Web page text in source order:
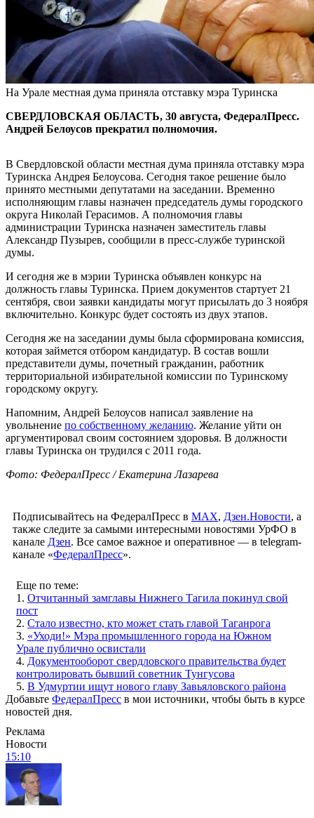
На Урале местная дума приняла отставку мэра Туринска
СВЕРДЛОВСКАЯ ОБЛАСТЬ, 30 августа, ФедералПресс.
Андрей Белоусов прекратил полномочия.
В Свердловской области местная дума приняла отставку мэра
Туринска Андрея Белоусова. Сегодня такое решение было
принято местными депутатами на заседании. Временно
исполняющим главы назначен председатель думы городского
округа Николай Герасимов. А полномочия главы
администрации Туринска назначен заместитель главы
Александр Пузырев, сообщили в пресс-службе туринской
думы.
И сегодня же в мэрии Туринска объявлен конкурс на
должность главы Туринска. Прием документов стартует 21
сентября, свои заявки кандидаты могут присылать до 3 ноября
включительно. Конкурс будет состоять из двух этапов.
Сегодня же на заседании думы была сформирована комиссия,
которая займется отбором кандидатур. В состав вошли
представители думы, почетный гражданин, работник
территориальной избирательной комиссии по Туринскому
городскому округу.
Напомним, Андрей Белоусов написал заявление на
увольнение по собственному желанию. Желание уйти он
аргументировал своим состоянием здоровья. В должности
главы Туринска он трудился с 2011 года.
Фото: ФедералПресс / Екатерина Лазарева
Подписывайтесь на ФедералПресс в МАХ, Дзен.Новости, а
также следите за самыми интересными новостями УрФО в
канале Дзен. Все самое важное и оперативное — в telegram-
канале «ФедералПресс».
Еще по теме:
1. Отчитанный замглавы Нижнего Тагила покинул свой
пост
2. Стало известно, кто может стать главой Таганрога
3. «Уходи!» Мэра промышленного города на Южном
Урале публично освистали
4. Документооборот свердловского правительства будет
контролировать бывший советник Тунгусова
5. В Удмуртии ищут нового главу Завьяловского района
Добавьте ФедералПресс в мои источники, чтобы быть в курсе
новостей дня.
Реклама
Новости
15:10